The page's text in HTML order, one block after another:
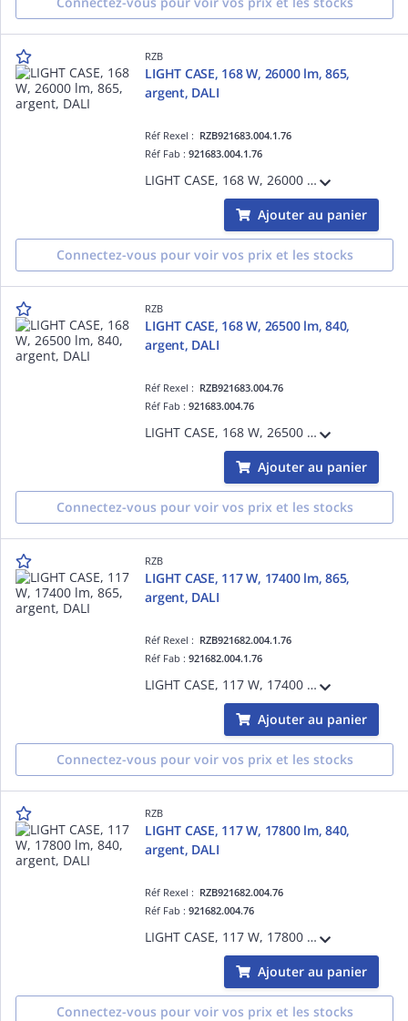
RZB
LIGHT CASE, 168 W, 26000 lm, 865,
argent, DALI
Réf Rexel : RZB921683.004.1.76
Réf Fab :921683.004.1.76
LIGHT CASE, 168 W, 26000 lm, 865, argent, DALI, Projecteurs pour halls, L 544 B 397 H 110, 32°/22°
Ajouter au panier
Connectez-vous pour voir vos prix et les stocks
RZB
LIGHT CASE, 168 W, 26500 lm, 840,
argent, DALI
Réf Rexel : RZB921683.004.76
Réf Fab :921683.004.76
LIGHT CASE, 168 W, 26500 lm, 840, argent, DALI, Projecteurs pour halls, L 544 B 397 H 110, 35°/21°
Ajouter au panier
Connectez-vous pour voir vos prix et les stocks
RZB
LIGHT CASE, 117 W, 17400 lm, 865,
argent, DALI
Réf Rexel : RZB921682.004.1.76
Réf Fab :921682.004.1.76
LIGHT CASE, 117 W, 17400 lm, 865, argent, DALI, Projecteurs pour halls, L 406 B 397 H 110, 82°/82°
Ajouter au panier
Connectez-vous pour voir vos prix et les stocks
RZB
LIGHT CASE, 117 W, 17800 lm, 840,
argent, DALI
Réf Rexel : RZB921682.004.76
Réf Fab :921682.004.76
LIGHT CASE, 117 W, 17800 lm, 840, argent, DALI, Projecteurs pour halls, L 406 B 397 H 110, 80°/81°
Ajouter au panier
Connectez-vous pour voir vos prix et les stocks